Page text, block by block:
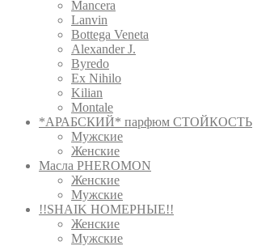
Mancera
Lanvin
Bottega Veneta
Alexander J.
Byredo
Ex Nihilo
Kilian
Montale
*АРАБСКИЙ* парфюм СТОЙКОСТЬ
Мужские
Женские
Масла PHEROMON
Женские
Мужские
!!SHAIK НОМЕРНЫЕ!!
Женские
Мужские